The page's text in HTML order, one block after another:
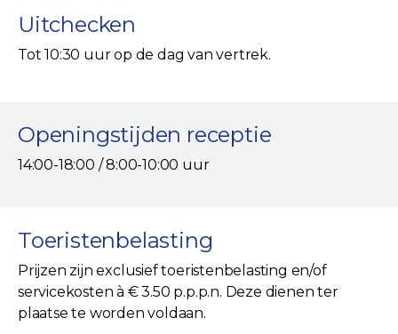
Uitchecken
Tot 10:30 uur op de dag van vertrek.
Openingstijden receptie
14:00-18:00 / 8:00-10:00 uur
Toeristenbelasting
Prijzen zijn exclusief toeristenbelasting en/of
servicekosten à € 3.50 p.p.p.n. Deze dienen ter
plaatse te worden voldaan.